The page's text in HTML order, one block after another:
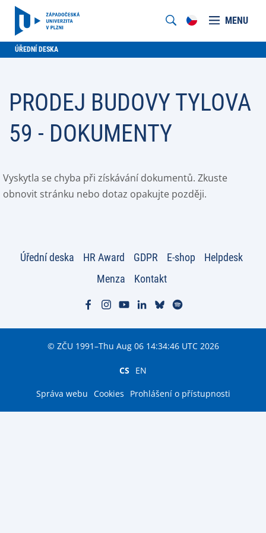
MENU
ÚŘEDNÍ DESKA
PRODEJ BUDOVY TYLOVA
59 - DOKUMENTY
Vyskytla se chyba při získávání dokumentů. Zkuste
obnovit stránku nebo dotaz opakujte později.
Úřední deska HR Award GDPR E-shop
Helpdesk
Menza
Kontakt
© ZČU 1991–Thu Aug 06 14:34:46 UTC 2026
CS EN
Správa webu Cookies Prohlášení o přístupnosti